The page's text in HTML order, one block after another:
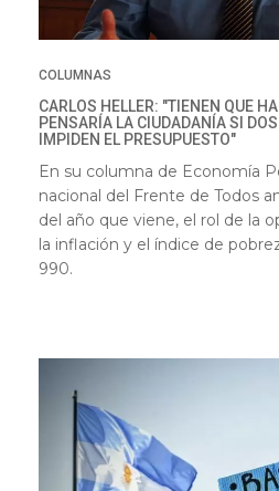
COLUMNAS
CARLOS HELLER: "TIENEN QUE
PENSARÍA LA CIUDADANÍA SI
IMPIDEN EL PRESUPUESTO"
En su columna de Economía
nacional del Frente de Todos
del año que viene, el rol de la
la inflación y el índice de
990.